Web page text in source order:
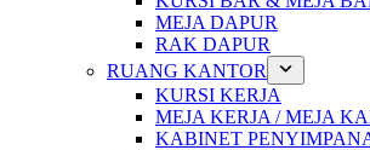
MEJA DAPUR
RAK DAPUR
RUANG KANTOR
KURSI KERJA
MEJA KERJA / MEJA
KABINET